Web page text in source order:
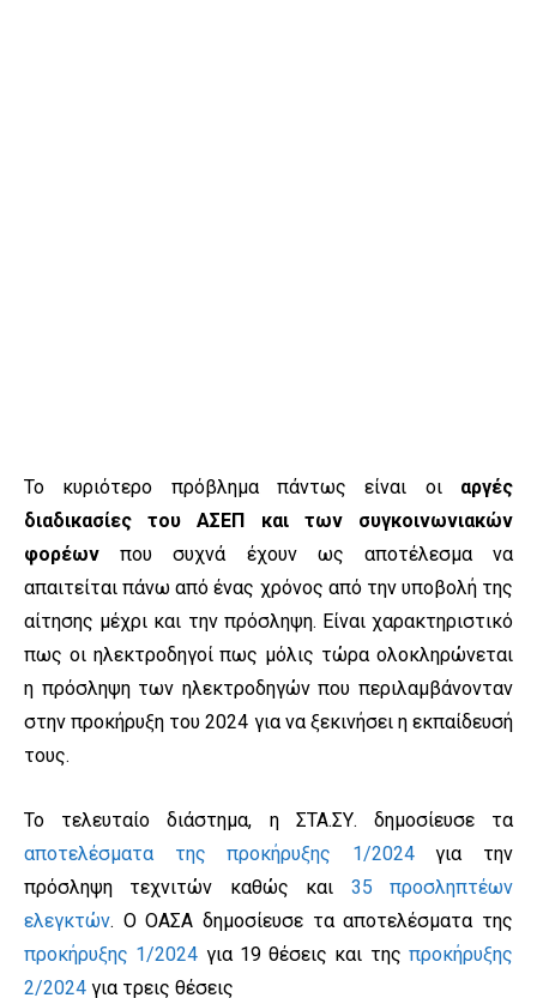
Το κυριότερο πρόβλημα πάντως είναι οι αργές
διαδικασίες του ΑΣΕΠ και των συγκοινωνιακών
φορέων που συχνά έχουν ως αποτέλεσμα να
απαιτείται πάνω από ένας χρόνος από την υποβολή της
αίτησης μέχρι και την πρόσληψη. Είναι χαρακτηριστικό
πως οι ηλεκτροδηγοί πως μόλις τώρα ολοκληρώνεται
η πρόσληψη των ηλεκτροδηγών που περιλαμβάνονταν
στην προκήρυξη του 2024 για να ξεκινήσει η εκπαίδευσή
τους.
Το τελευταίο διάστημα, η ΣΤΑ.ΣΥ. δημοσίευσε τα
αποτελέσματα της προκήρυξης 1/2024για την
πρόσληψη τεχνιτών καθώς και 35 προσληπτέων
ελεγκτών. Ο ΟΑΣΑ δημοσίευσε τα αποτελέσματα της
προκήρυξης 1/2024 για 19 θέσεις και τηςπροκήρυξης
2/2024 για τρεις θέσεις